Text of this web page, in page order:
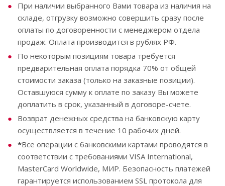
При наличии выбранного Вами товара из наличия на
складе, отгрузку возможно совершить сразу после
оплаты по договоренности с менеджером отдела
продаж. Оплата производится в рублях РФ.
По некоторым позициям товара требуется
предварительная оплата порядка 70% от общей
стоимости заказа (только на заказные позиции).
Оставшуюся сумму к оплате по заказу Вы можете
доплатить в срок, указанный в договоре-счете.
Возврат денежных средства на банковскую карту
осуществляется в течение 10 рабочих дней.
*Все операции с банковскими картами проводятся в
соответствии с требованиями VISA International,
MasterCard Worldwide, МИР. Безопасность платежей
гарантируется использованием SSL протокола для